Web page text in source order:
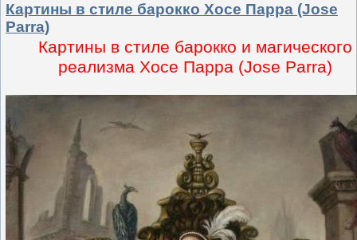
Картины в стиле барокко Хосе Парра (Jose
Parra)
Картины в стиле барокко и магического
реализма Хосе Парра (Jose Parra)